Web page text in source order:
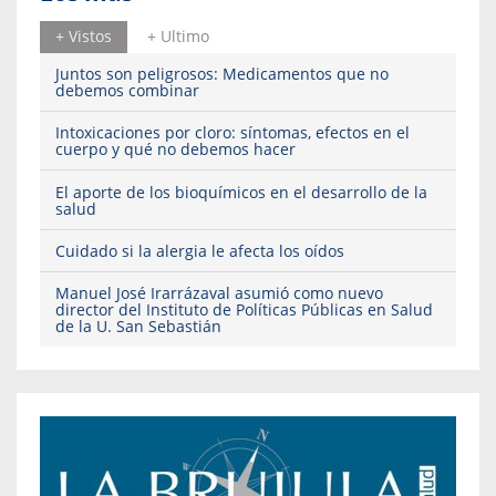
+ Vistos
+ Ultimo
Juntos son peligrosos: Medicamentos que no
debemos combinar
Intoxicaciones por cloro: síntomas, efectos en el
cuerpo y qué no debemos hacer
El aporte de los bioquímicos en el desarrollo de la
salud
Cuidado si la alergia le afecta los oídos
Manuel José Irarrázaval asumió como nuevo
director del Instituto de Políticas Públicas en Salud
de la U. San Sebastián